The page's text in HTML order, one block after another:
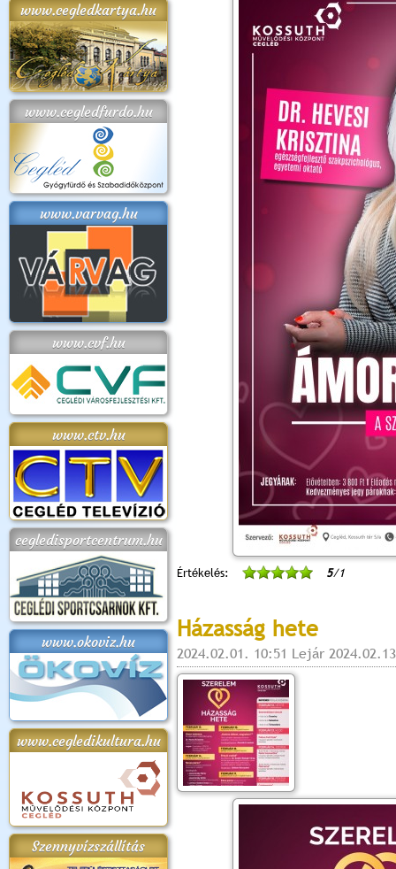
www.cegledkartya.hu
www.cegledfurdo.hu
www.varvag.hu
www.cvf.hu
www.ctv.hu
cegledisportcentrum.hu
www.okoviz.hu
www.cegledikultura.hu
Szennyvízszállítás
Értékelés: 5/1
Házasság hete
2024.02.01. 10:51 Lejár
2018.
Kossuth Toborzó
2017.09.22-23.
és Magyarok
Kenyere Program